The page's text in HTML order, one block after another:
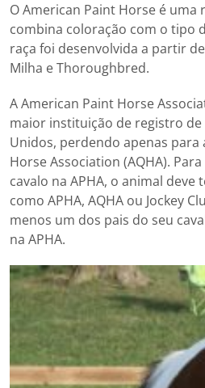
O American Paint Horse é uma
combina coloração com o tipo
raça foi desenvolvida a partir
Milha e Thoroughbred.
A American Paint Horse
maior instituição de registro de
Unidos, perdendo apenas para
Horse Association (AQHA).
cavalo na APHA, o animal
como APHA, AQHA ou Jockey
menos um dos pais do seu
na APHA.